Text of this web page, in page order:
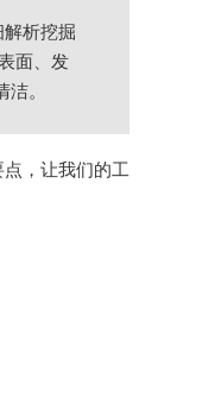
析挖掘
面、发
。
，让我们的工